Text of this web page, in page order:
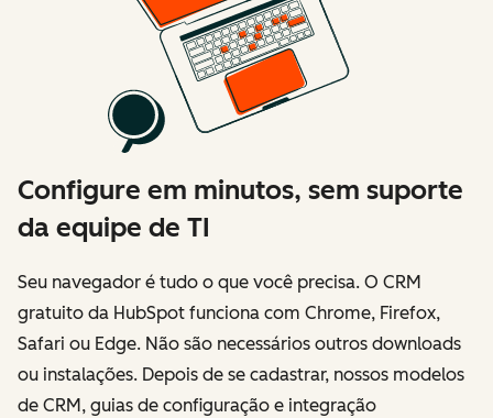
Configure em minutos, sem suporte
da equipe de TI
Seu navegador é tudo o que você precisa. O CRM
gratuito da HubSpot funciona com Chrome, Firefox,
Safari ou Edge. Não são necessários outros downloads
ou instalações. Depois de se cadastrar, nossos modelos
de CRM, guias de configuração e integração